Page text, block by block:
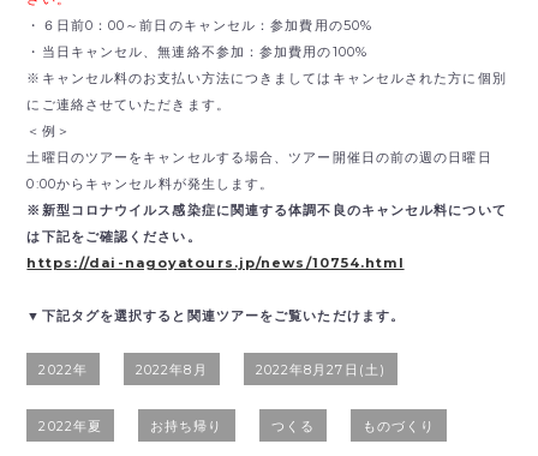
・６日前0：00～前日のキャンセル：参加費用の50%
・当日キャンセル、無連絡不参加：参加費用の100%
※キャンセル料のお支払い方法につきましてはキャンセルされた方に個別
にご連絡させていただきます。
＜例＞
土曜日のツアーをキャンセルする場合、ツアー開催日の前の週の日曜日
0:00からキャンセル料が発生します。
※新型コロナウイルス感染症に関連する体調不良のキャンセル料について
は下記をご確認ください。
https://dai-nagoyatours.jp/news/10754.html
▼下記タグを選択すると関連ツアーをご覧いただけます。
2022年 2022年8月 2022年8月27日(土)
2022年夏 お持ち帰り つくる ものづくり